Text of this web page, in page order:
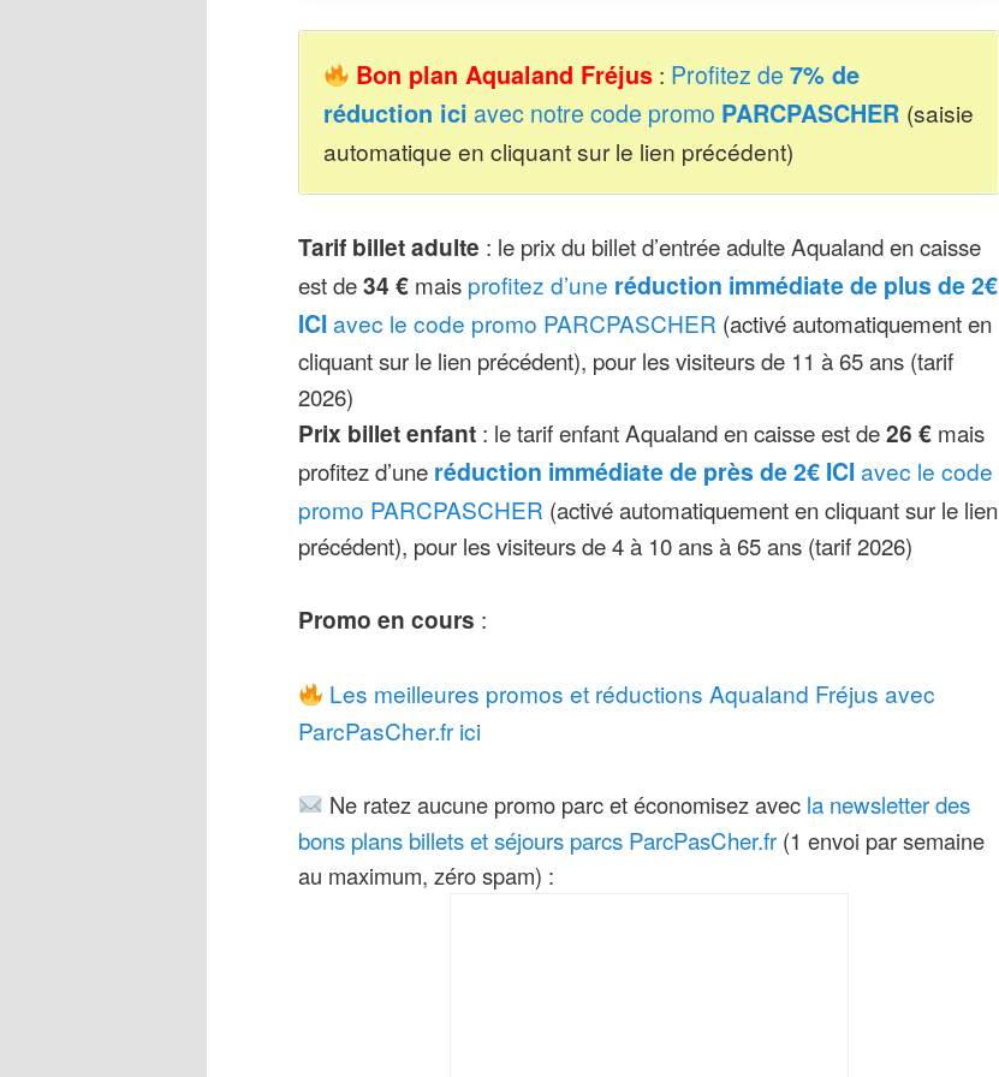
Bon plan Aqualand Fréjus: Profitez de 7% de
réduction ici avec notre code promo PARCPASCHER (saisie
automatique en cliquant sur le lien précédent)
Tarif billet adulte : le prix du billet d’entrée adulte Aqualand en caisse
est de34 € mais profitez d’une réduction immédiate de plus de 2€
ICIavec le code promo PARCPASCHER (activé automatiquement en
cliquant sur le lien précédent), pour les visiteurs de 11 à 65 ans (tarif
2026)
Prix billet enfant : le tarif enfant Aqualand en caisse est de26 € mais
profitez d’une réduction immédiate de près de 2€ ICIavec le code
promo PARCPASCHER (activé automatiquement en cliquant sur le lien
précédent), pour les visiteurs de 4 à 10 ans à 65 ans (tarif 2026)
Promo en cours :
Les meilleures promos et réductions Aqualand Fréjus avec
ParcPasCher.fr ici
Ne ratez aucune promo parc et économisez avec la newsletter des
bons plans billets et séjours parcs ParcPasCher.fr (1 envoi par semaine
au maximum, zéro spam) :